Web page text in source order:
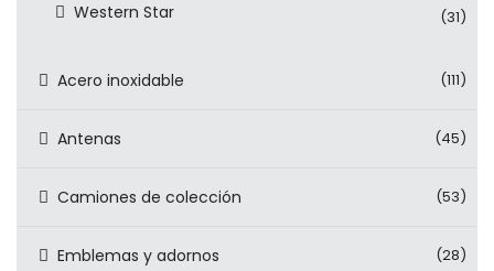
Western Star (31)
Acero inoxidable (111)
Antenas (45)
Camiones de colección (53)
Emblemas y adornos (28)